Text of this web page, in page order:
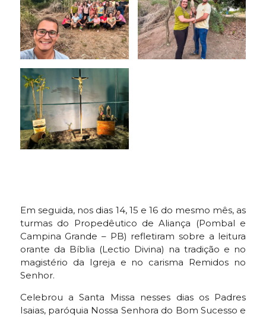
Em seguida, nos dias 14, 15 e 16 do mesmo mês, as
turmas do Propedêutico de Aliança (Pombal e
Campina Grande – PB) refletiram sobre a leitura
orante da Bíblia (Lectio Divina) na tradição e no
magistério da Igreja e no carisma Remidos no
Senhor.
Celebrou a Santa Missa nesses dias os Padres
Isaias, paróquia Nossa Senhora do Bom Sucesso e